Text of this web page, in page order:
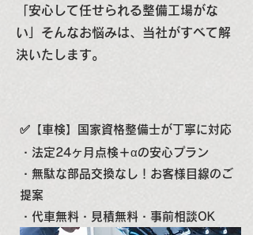
「安心して任せられる整備工場がな
い」そんなお悩みは、当社がすべて解
決いたします。
✅【車検】国家資格整備士が丁寧に対応
・法定24ヶ月点検＋αの安心プラン
・無駄な部品交換なし！お客様目線のご
提案
・代車無料・見積無料・事前相談OK